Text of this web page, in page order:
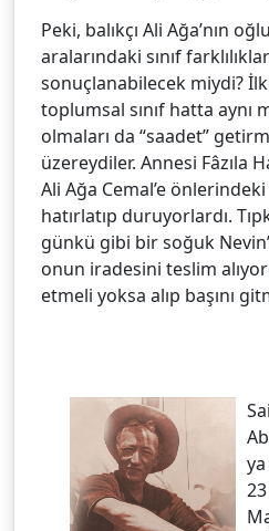
Peki, balıkçı Ali Ağa’nın
aralarındaki sınıf
sonuçlanabilecek miydi? İlk
toplumsal sınıf hatta aynı
olmaları da “saadet”
üzereydiler. Annesi Fâzıla
Ali Ağa Cemal’e önlerindeki
hatırlatıp duruyorlardı.
günkü gibi bir soğuk
onun iradesini teslim
etmeli yoksa alıp başını